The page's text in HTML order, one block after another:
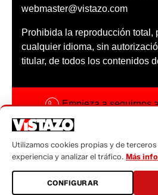
webmaster@vistazo.com
Prohibida la reproducción total,
cualquier idioma, sin
titular, de todos los contenidos
Empieza a seguirnos
Código ética
Sugerencias a:
sugerencias@vistazo.com
Utilizamos cookies propias y de
experiencia y analizar el tráfico. Más
CONFIGURAR